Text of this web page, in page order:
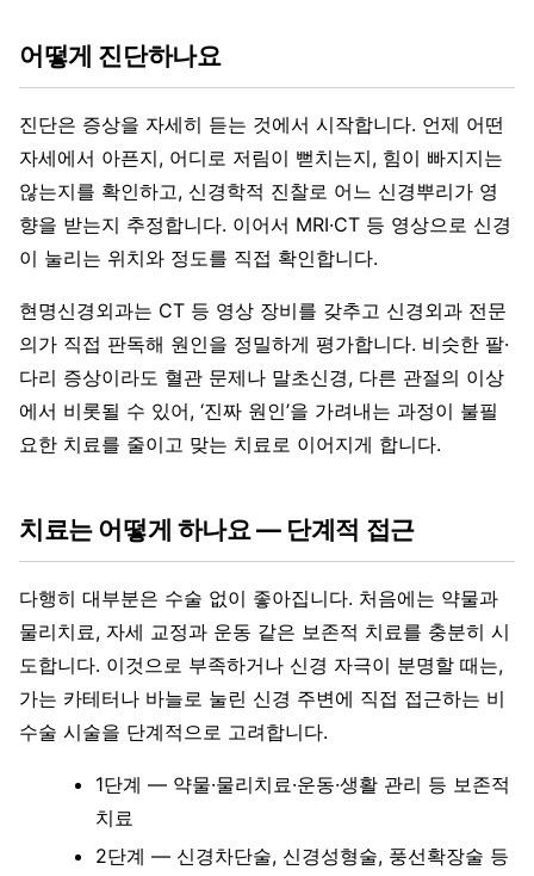
어떻게 진단하나요
진단은 증상을 자세히 듣는 것에서 시작합니다. 언제 어떤
자세에서 아픈지, 어디로 저림이 뻗치는지, 힘이 빠지지는
않는지를 확인하고, 신경학적 진찰로 어느 신경뿌리가 영
향을 받는지 추정합니다. 이어서 MRI·CT 등 영상으로 신경
이 눌리는 위치와 정도를 직접 확인합니다.
현명신경외과는 CT 등 영상 장비를 갖추고 신경외과 전문
의가 직접 판독해 원인을 정밀하게 평가합니다. 비슷한 팔·
다리 증상이라도 혈관 문제나 말초신경, 다른 관절의 이상
에서 비롯될 수 있어, ‘진짜 원인’을 가려내는 과정이 불필
요한 치료를 줄이고 맞는 치료로 이어지게 합니다.
치료는 어떻게 하나요 — 단계적 접근
다행히 대부분은 수술 없이 좋아집니다. 처음에는 약물과
물리치료, 자세 교정과 운동 같은 보존적 치료를 충분히 시
도합니다. 이것으로 부족하거나 신경 자극이 분명할 때는,
가는 카테터나 바늘로 눌린 신경 주변에 직접 접근하는 비
수술 시술을 단계적으로 고려합니다.
1단계 — 약물·물리치료·운동·생활 관리 등 보존적
치료
2단계 — 신경차단술, 신경성형술, 풍선확장술 등